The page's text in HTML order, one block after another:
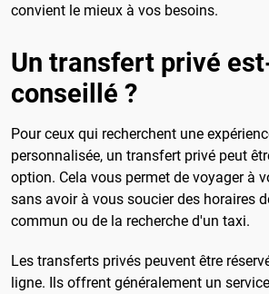
convient le mieux à vos besoins.
Un transfert privé
conseillé ?
Pour ceux qui recherchent une
personnalisée, un transfert privé peut
option. Cela vous permet de voyager à
sans avoir à vous soucier des horaires
commun ou de la recherche d'un taxi.
Les transferts privés peuvent être
ligne. Ils offrent généralement un